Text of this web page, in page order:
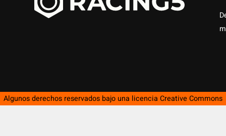
Algunos derechos reservados bajo una licencia Creative Commons